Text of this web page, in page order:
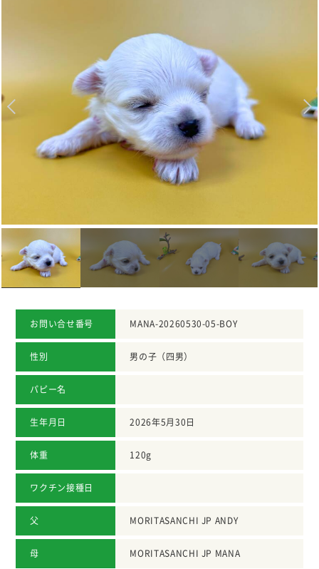
お問い合せ番号 MANA-20260530-05-BOY
性別 男の子（四男）
パピー名
生年月日 2026年5月30日
体重 120g
ワクチン接種日
父 MORITASANCHI JP ANDY
母 MORITASANCHI JP MANA